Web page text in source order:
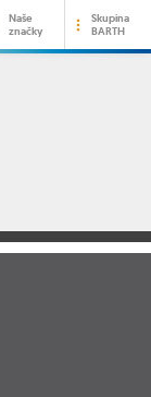
Naše
značky
Skupina
BARTH